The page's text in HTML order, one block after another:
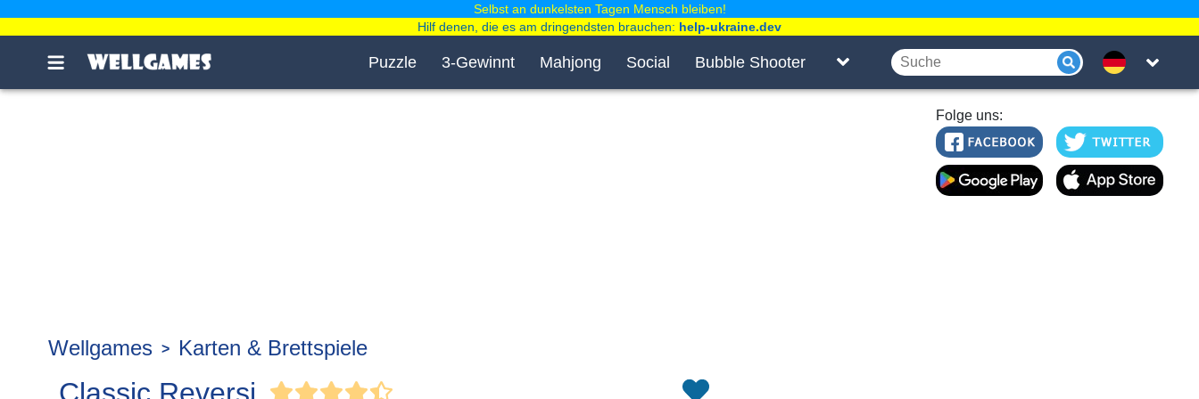
Puzzle 3-Gewinnt Mahjong Social Bubble Shooter
Folge uns:
Wellgames Karten & Brettspiele
Selbst an dunkelsten Tagen Mensch bleiben!
Hilf denen, die es am dringendsten brauchen: help-ukraine.dev